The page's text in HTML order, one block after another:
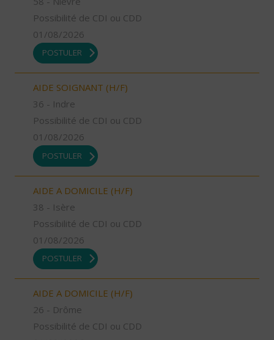
Possibilité de CDI ou CDD
01/08/2026
POSTULER
AIDE SOIGNANT (H/F)
36 - Indre
Possibilité de CDI ou CDD
01/08/2026
POSTULER
AIDE A DOMICILE (H/F)
38 - Isère
Possibilité de CDI ou CDD
01/08/2026
POSTULER
AIDE A DOMICILE (H/F)
26 - Drôme
Possibilité de CDI ou CDD